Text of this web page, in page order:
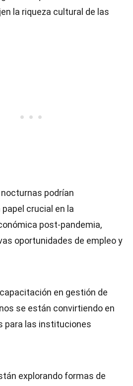
la riqueza cultural de las
podrían
crucial en la
post-pandemia,
oportunidades de empleo y
en gestión de
se están convirtiendo en
para las instituciones
explorando formas de